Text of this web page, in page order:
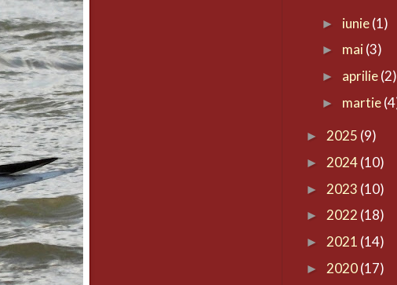
► iunie(1)
► mai(3)
► aprilie(2)
► martie
► 2025 (9)
► 2024(10)
► 2023 (10)
► 2022 (18)
► 2021 (14)
► 2020(17)